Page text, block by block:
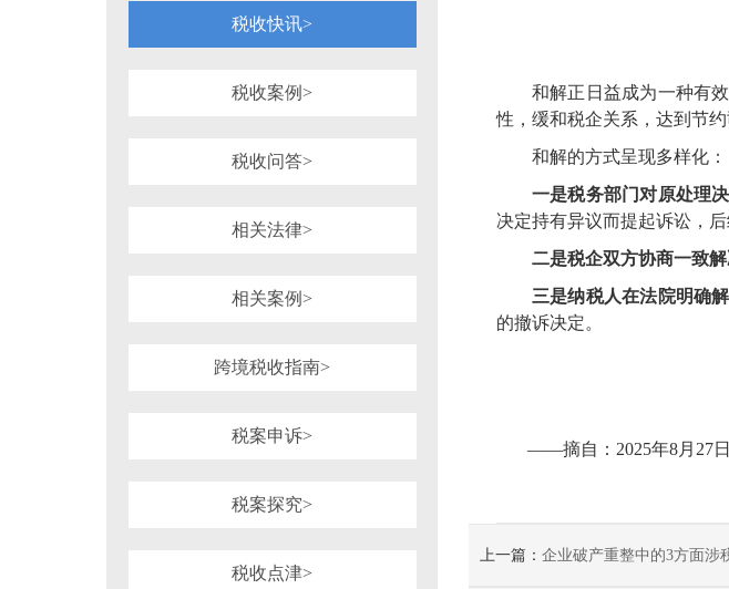
重点行业税收政策汇编
税收快讯>
税收案例>
税收问答>
相关法律>
相关案例>
跨境税收指南>
税案申诉>
税案探究>
税收点津>
和解正日益成为一种有
性，缓和税企关系，达到节
和解的方式呈现多样化：
一是税务部门对原处理
决定持有异议而提起诉讼，
二是税企双方协商一致
三是纳税人在法院明确
的撤诉决定。
——摘自： 2025年8月27日
上一篇： 企业破产重整中的3方面涉